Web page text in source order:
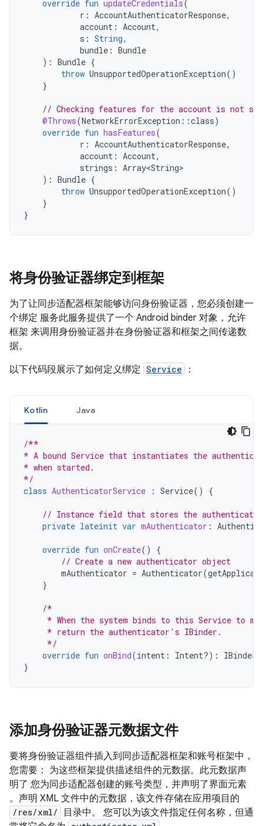
override fun updateCredentials(
r : AccountAuthenticatorResponse,
account : Account,
s : String,
bundle : Bundle
): Bundle {
throw UnsupportedOperationException()
}
// Checking features for the account is not
@Throws(NetworkErrorException ::class)
override fun hasFeatures(
r : AccountAuthenticatorResponse,
account : Account,
strings : Array<String>
): Bundle {
throw UnsupportedOperationException()
}
}
将身份验证器绑定到框架
为了让同步适配器框架能够访问身份验证器，您必须创建一
个绑定 服务此服务提供了一个 Android binder 对象，允许
框架 来调用身份验证器并在身份验证器和框架之间传递数
据。
以下代码段展示了如何定义绑定 Service ：
Kotlin Java
/**
* A bound Service that instantiates the
* when started.
*/
class AuthenticatorService : Service() {
// Instance field that stores the
private lateinit var mAuthenticator :
override fun onCreate()
{
// Create a new authenticator object
mAuthenticator = Authenticator(
}
/*
* When the system binds to this Service to
     * return the authenticator's IBinder.
     */
override fun onBind(intent : Intent?) : IBinder
}
添加身份验证器元数据文件
要将身份验证器组件插入到同步适配器框架和账号框架中，
您需要： 为这些框架提供描述组件的元数据。此元数据声
明了 您为同步适配器创建的账号类型，并声明了界面元素
。声明 XML 文件中的元数据，该文件存储在应用项目的
/res/xml/
目录中。 您可以为该文件指定任何名称，但通